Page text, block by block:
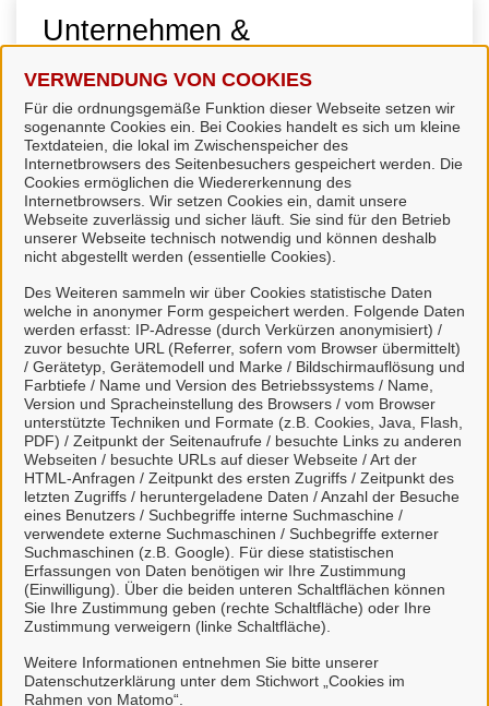
VERWENDUNG VON COOKIES
Für die ordnungsgemäße Funktion dieser Webseite setzen wir
sogenannte Cookies ein. Bei Cookies handelt es sich um kleine
Textdateien, die lokal im Zwischenspeicher des
Internetbrowsers des Seitenbesuchers gespeichert werden. Die
Cookies ermöglichen die Wiedererkennung des
Internetbrowsers. Wir setzen Cookies ein, damit unsere
Webseite zuverlässig und sicher läuft. Sie sind für den Betrieb
unserer Webseite technisch notwendig und können deshalb
nicht abgestellt werden (essentielle Cookies).
Des Weiteren sammeln wir über Cookies statistische Daten
welche in anonymer Form gespeichert werden. Folgende Daten
werden erfasst: IP-Adresse (durch Verkürzen anonymisiert) /
zuvor besuchte URL (Referrer, sofern vom Browser übermittelt)
/ Gerätetyp, Gerätemodell und Marke / Bildschirmauflösung und
Farbtiefe / Name und Version des Betriebssystems / Name,
Version und Spracheinstellung des Browsers / vom Browser
unterstützte Techniken und Formate (z.B. Cookies, Java, Flash,
PDF) / Zeitpunkt der Seitenaufrufe / besuchte Links zu anderen
Webseiten / besuchte URLs auf dieser Webseite / Art der
HTML-Anfragen / Zeitpunkt des ersten Zugriffs / Zeitpunkt des
letzten Zugriffs / heruntergeladene Daten / Anzahl der Besuche
eines Benutzers / Suchbegriffe interne Suchmaschine /
verwendete externe Suchmaschinen / Suchbegriffe externer
Suchmaschinen (z.B. Google). Für diese statistischen
Erfassungen von Daten benötigen wir Ihre Zustimmung
(Einwilligung). Über die beiden unteren Schaltflächen können
Sie Ihre Zustimmung geben (rechte Schaltfläche) oder Ihre
Zustimmung verweigern (linke Schaltfläche).
Weitere Informationen entnehmen Sie bitte unserer
Datenschutzerklärung unter dem Stichwort „Cookies im
Rahmen von Matomo“.
Unternehmen &
Organisationen
Mein Unternehmenskonto
erstellen oder anmelden
Mein Unternehmenskonto ist ein zentrales Konto zur
Identifizierung von Organisationen, insbesondere:
Juristische Personen,
Vereinigungen, denen ein Recht zustehen
kann
natürliche Personen, die beruflich oder
gewerblich tätig sind.
Eine Nutzung ist aber auch durch Behörden im
Sinne von § 1 Abs. 4 Verwaltungsverfahrensgesetz
(VwVfG) möglich.